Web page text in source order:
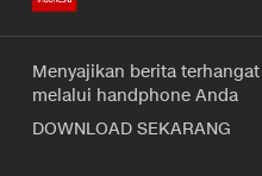
Menyajikan berita
melalui handphone Anda
DOWNLOAD SEKARANG